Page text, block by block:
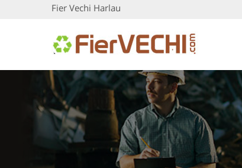
Fier Vechi Harlau